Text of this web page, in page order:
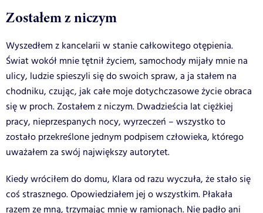
Zostałem z niczym
Wyszedłem z kancelarii w stanie całkowitego otępienia.
Świat wokół mnie tętnił życiem, samochody mijały mnie na
ulicy, ludzie spieszyli się do swoich spraw, a ja stałem na
chodniku, czując, jak całe moje dotychczasowe życie obraca
się w proch. Zostałem z niczym. Dwadzieścia lat ciężkiej
pracy, nieprzespanych nocy, wyrzeczeń – wszystko to
zostało przekreślone jednym podpisem człowieka, którego
uważałem za swój największy autorytet.
Kiedy wróciłem do domu, Klara od razu wyczuła, że stało się
coś strasznego. Opowiedziałem jej o wszystkim. Płakała
razem ze mną, trzymając mnie w ramionach. Nie padło ani